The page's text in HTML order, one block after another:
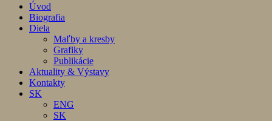
Úvod
Biografia
Diela
Maľby a kresby
Grafiky
Publikácie
Aktuality & Výstavy
Kontakty
SK
ENG
SK